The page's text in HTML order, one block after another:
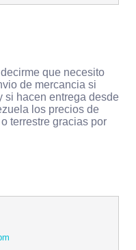
que necesito
de mercancia si
si hacen entrega desde
los precios de
terrestre gracias por